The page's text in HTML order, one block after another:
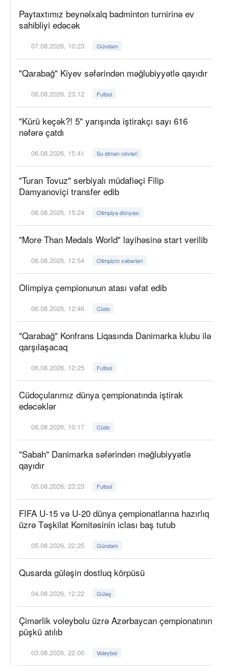
Paytaxtımız beynəlxalq badminton turnirinə ev
sahibliyi edəcək
07.08.2026, 10:23 Gündəm
"Qarabağ" Kiyev səfərindən məğlubiyyətlə qayıdır
06.08.2026, 23:12 Futbol
"Kürü keçək?! 5" yarışında iştirakçı sayı 616
nəfərə çatdı
06.08.2026, 15:41 Su idman növləri
"Turan Tovuz" serbiyalı müdafiəçi Filip
Damyanoviçi transfer edib
06.08.2026, 15:24 Olimpiya dünyası
"More Than Medals World" layihəsinə start verilib
06.08.2026, 12:54 Olimpizm xəbərləri
Olimpiya çempionunun atası vəfat edib
06.08.2026, 12:46 Cüdo
"Qarabağ" Konfrans Liqasında Danimarka klubu ilə
qarşılaşacaq
06.08.2026, 12:25 Futbol
Cüdoçularımız dünya çempionatında iştirak
edəcəklər
06.08.2026, 10:17 Cüdo
"Sabah" Danimarka səfərindən məğlubiyyətlə
qayıdır
05.08.2026, 23:23 Futbol
FIFA U-15 və U-20 dünya çempionatlarına hazırlıq
üzrə Təşkilat Komitəsinin iclası baş tutub
05.08.2026, 22:25 Gündəm
Qusarda güləşin dostluq körpüsü
04.08.2026, 12:22 Güləş
Çimərlik voleybolu üzrə Azərbaycan çempionatının
püşkü atılıb
03.08.2026, 22:00 Voleybol